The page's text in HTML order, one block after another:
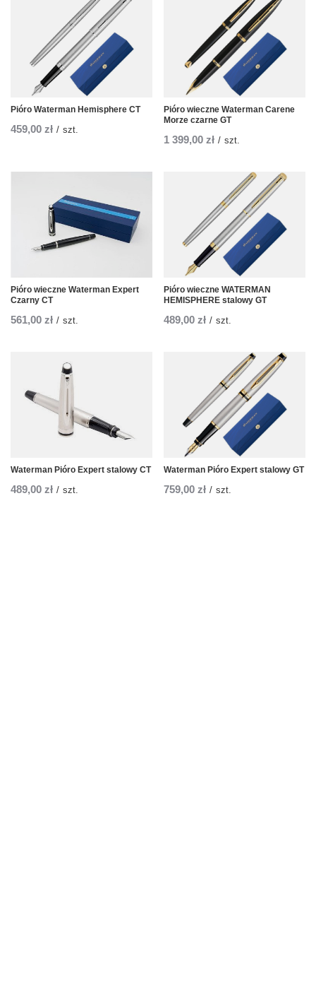
Pióro Waterman Hemisphere CT
459,00 zł / szt.
Pióro wieczne Waterman Carene
Morze czarne GT
1 399,00 zł / szt.
Pióro wieczne Waterman Expert
Czarny CT
561,00 zł / szt.
Pióro wieczne WATERMAN
HEMISPHERE stalowy GT
489,00 zł / szt.
Waterman Pióro Expert stalowy CT
489,00 zł / szt.
Waterman Pióro Expert stalowy GT
759,00 zł / szt.